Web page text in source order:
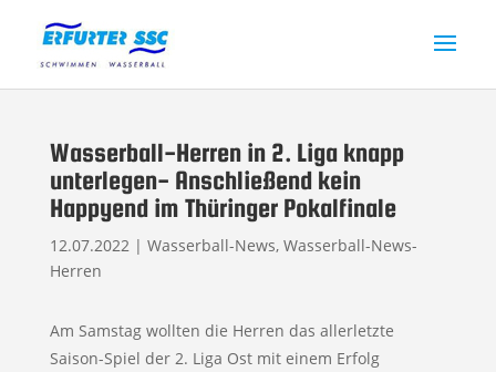
Wasserball-Herren in 2. Liga knapp
unterlegen- Anschließend kein
Happyend im Thüringer Pokalfinale
12.07.2022| Wasserball-News, Wasserball-News-
Herren
Am Samstag wollten die Herren das allerletzte
Saison-Spiel der 2. Liga Ost mit einem Erfolg